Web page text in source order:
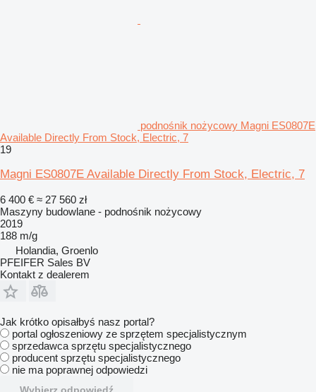
podnośnik nożycowy Magni ES0807E
Available Directly From Stock, Electric, 7
19
Magni ES0807E Available Directly From Stock, Electric, 7
6 400 € ≈ 27 560 zł
Maszyny budowlane - podnośnik nożycowy
2019
188 m/g
Holandia, Groenlo
PFEIFER Sales BV
Kontakt z dealerem
Jak krótko opisałbyś nasz portal?
portal ogłoszeniowy ze sprzętem specjalistycznym
sprzedawca sprzętu specjalistycznego
producent sprzętu specjalistycznego
nie ma poprawnej odpowiedzi